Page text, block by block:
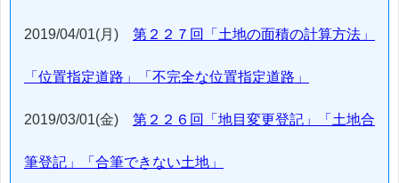
2019/04/01(月) 第２２７回「土地の面積の計算方法」
「位置指定道路」「不完全な位置指定道路」
2019/03/01(金) 第２２６回「地目変更登記」「土地合
筆登記」「合筆できない土地」